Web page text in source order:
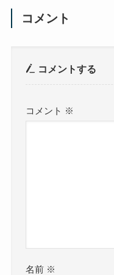
コメント
コメントする
コメント ※
名前 ※